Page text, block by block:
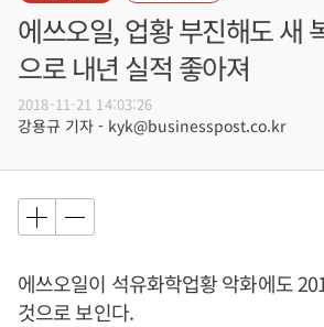
에쓰오일, 업황 부진해도 새
으로 내년 실적 좋아져
2018-11-21 14:03:26
강용규 기자 - kyk@businesspost.co.kr
에쓰오일이 석유화학업황 악화에도
것으로 보인다.